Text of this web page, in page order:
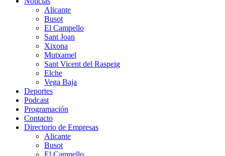
Alicante
Busot
El Campello
Sant Joan
Xixona
Mutxamel
Sant Vicent del Raspeig
Elche
Vega Baja
Deportes
Podcast
Programación
Contacto
Directorio de Empresas
Alicante
Busot
El Campello